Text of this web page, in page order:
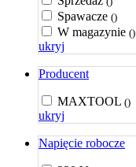
Spawacze ()
W magazynie ()
ukryj
Producent
MAXTOOL ()
ukryj
Napięcie robocze